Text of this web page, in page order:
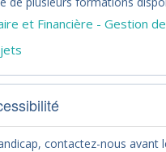
et Financière - Gestion
contactez-nous